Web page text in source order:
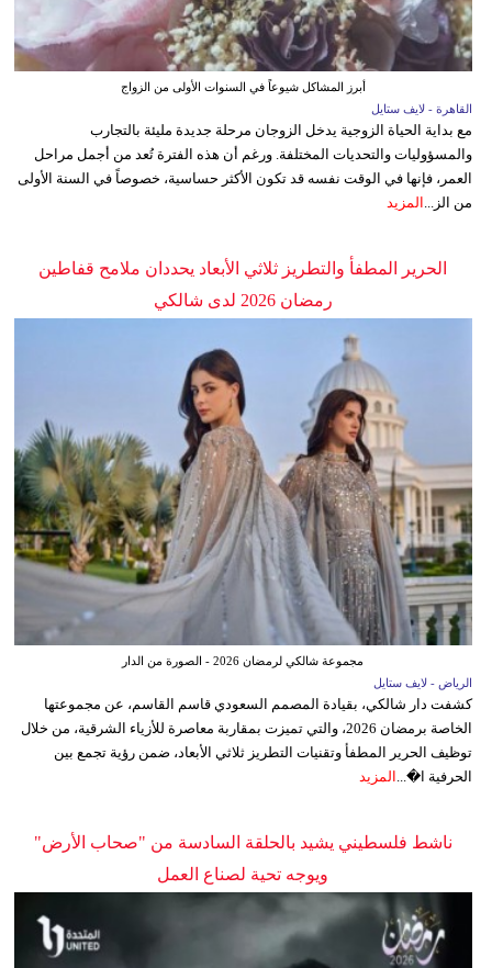
أبرز المشاكل شيوعاً في السنوات الأولى من الزواج
القاهرة - لايف ستايل
مع بداية الحياة الزوجية يدخل الزوجان مرحلة جديدة مليئة بالتجارب
والمسؤوليات والتحديات المختلفة. ورغم أن هذه الفترة تُعد من أجمل مراحل
العمر، فإنها في الوقت نفسه قد تكون الأكثر حساسية، خصوصاً في السنة الأولى
من الز...
المزيد
الحرير المطفأ والتطريز ثلاثي الأبعاد يحددان ملامح قفاطين
رمضان 2026 لدى شالكي
مجموعة شالكي لرمضان 2026 - الصورة من الدار
الرياض - لايف ستايل
كشفت دار شالكي، بقيادة المصمم السعودي قاسم القاسم، عن مجموعتها
الخاصة برمضان 2026، والتي تميزت بمقاربة معاصرة للأزياء الشرقية، من خلال
توظيف الحرير المطفأ وتقنيات التطريز ثلاثي الأبعاد، ضمن رؤية تجمع بين
الحرفية ا�... المزيد
ناشط فلسطيني يشيد بالحلقة السادسة من "صحاب الأرض"
ويوجه تحية لصناع العمل